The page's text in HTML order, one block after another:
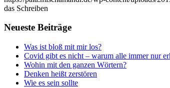
das Schreiben
Neu­es­te Beiträge
Was ist bloß mit mir los?
Covid gibt es nicht – war­um alle immer nur
Wohin mit den gan­zen Wörtern?
Den­ken heißt zerstören
Wie es sein sollte